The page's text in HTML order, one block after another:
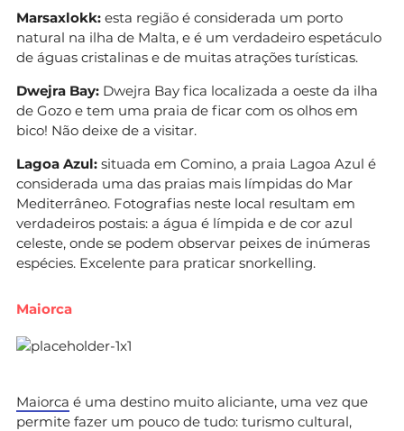
Marsaxlokk: esta região é considerada um porto
natural na ilha de Malta, e é um verdadeiro espetáculo
de águas cristalinas e de muitas atrações turísticas.
Dwejra Bay: Dwejra Bay fica localizada a oeste da ilha
de Gozo e tem uma praia de ficar com os olhos em
bico! Não deixe de a visitar.
Lagoa Azul: situada em Comino, a praia Lagoa Azul é
considerada uma das praias mais límpidas do Mar
Mediterrâneo. Fotografias neste local resultam em
verdadeiros postais: a água é límpida e de cor azul
celeste, onde se podem observar peixes de inúmeras
espécies. Excelente para praticar snorkelling.
Maiorca
Maiorca é uma destino muito aliciante, uma vez que
permite fazer um pouco de tudo: turismo cultural,